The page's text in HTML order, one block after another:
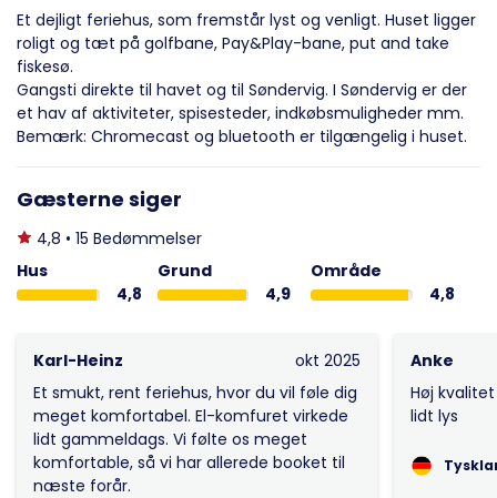
Et dejligt feriehus, som fremstår lyst og venligt. Huset ligger
roligt og tæt på golfbane, Pay&Play-bane, put and take
fiskesø.
Gangsti direkte til havet og til Søndervig. I Søndervig er der
et hav af aktiviteter, spisesteder, indkøbsmuligheder mm.
Bemærk: Chromecast og bluetooth er tilgængelig i huset.
Gæsterne siger
4,8 • 15 Bedømmelser
Hus
4,8
Grund
4,9
Område
4,8
Karl-Heinz
okt 2025
Et smukt, rent feriehus, hvor du vil føle dig
meget komfortabel. El-komfuret virkede
lidt gammeldags. Vi følte os meget
komfortable, så vi har allerede booket til
næste forår.
Anke
Høj
lidt lys